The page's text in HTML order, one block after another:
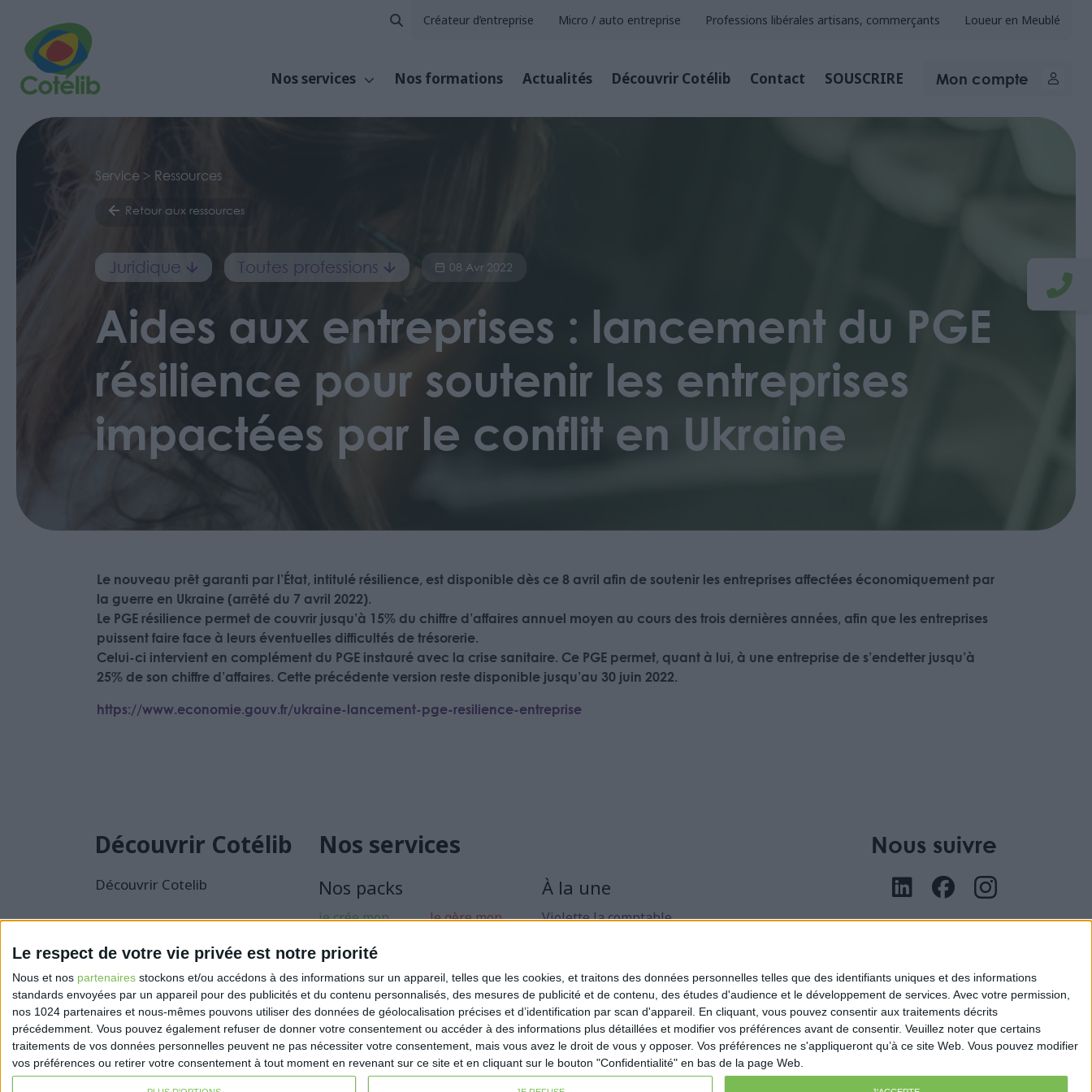
Le respect de votre vie privée est notre priorité
Nous et nos partenaires stockons et/ou accédons à des informations sur un appareil, telles que les cookies, et traitons des données personnelles telles que des identifiants uniques et des informations
standards envoyées par un appareil pour des publicités et du contenu personnalisés, des mesures de publicité et de contenu, des études d'audience et le développement de services. Avec votre permission,
nos 1024 partenaires et nous-mêmes pouvons utiliser des données de géolocalisation précises et d’identification par scan d'appareil. En cliquant, vous pouvez consentir aux traitements décrits
précédemment. Vous pouvez également refuser de donner votre consentement ou accéder à des informations plus détaillées et modifier vos préférences avant de consentir. Veuillez noter que certains
traitements de vos données personnelles peuvent ne pas nécessiter votre consentement, mais vous avez le droit de vous y opposer. Vos préférences ne s'appliqueront qu’à ce site Web. Vous pouvez modifier
vos préférences ou retirer votre consentement à tout moment en revenant sur ce site et en cliquant sur le bouton "Confidentialité" en bas de la page Web.
Créateur d’entreprise Micro / auto entreprise Professions libérales artisans, commerçants Loueur en Meublé
Nos services Nos formations Actualités Découvrir Cotélib Contact SOUSCRIRE Mon compte
Service > Ressources
Retour aux ressources
Juridique Toutes professions 08 Avr 2022
Aides aux entreprises : lancement du PGE
résilience pour soutenir les entreprises
impactées par le conflit en Ukraine
Le nouveau prêt garanti par l’État, intitulé résilience, est disponible dès ce 8 avril afin de soutenir les entreprises affectées économiquement par
la guerre en Ukraine (arrêté du 7 avril 2022).
Le PGE résilience permet de couvrir jusqu’à 15% du chiffre d’affaires annuel moyen au cours des trois dernières années, afin que les entreprises
puissent faire face à leurs éventuelles difficultés de trésorerie.
Celui-ci intervient en complément du PGE instauré avec la crise sanitaire. Ce PGE permet, quant à lui, à une entreprise de s’endetter jusqu’à
25% de son chiffre d’affaires. Cette précédente version reste disponible jusqu’au 30 juin 2022.
https://www.economie.gouv.fr/ukraine-lancement-pge-resilience-entreprise
Découvrir Cotélib
Découvrir Cotelib
Nos services
Nos packs
je crée mon
Je gère mon
Je sécurise mon
activité
À la une
Violette la comptable
Loueur en Meublé
Côté Retraite
Location de bureaux
Examen de Conformité Fiscale
Nous suivre